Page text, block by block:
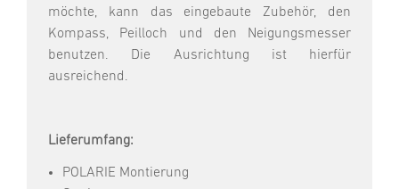
möchte, kann das eingebaute Zubehör, den
Kompass, Peilloch und den Neigungsmesser
benutzen. Die Ausrichtung ist hierfür
ausreichend.
Lieferumfang:
POLARIE Montierung